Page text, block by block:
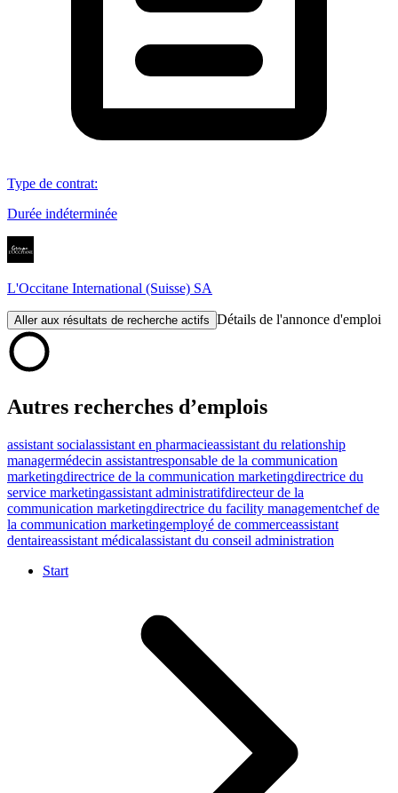
Type de contrat:
Durée indéterminée
L'Occitane International (Suisse) SA
Aller aux résultats de recherche actifs Détails de l'annonce d'emploi
Autres recherches d’emplois
assistant socialassistant en pharmacieassistant du relationship
managermédecin assistantresponsable de la communication
marketingdirectrice de la communication marketingdirectrice du
service marketingassistant administratifdirecteur de la
communication marketingdirectrice du facility managementchef de
la communication marketingemployé de commerceassistant
dentaireassistant médicalassistant du conseil administration
Start